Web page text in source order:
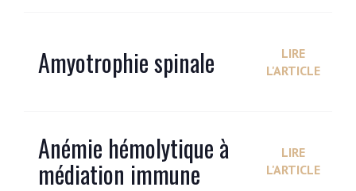
Amyotrophie spinale
LIRE
L'ARTICLE
Anémie hémolytique à
médiation immune
LIRE
L'ARTICLE